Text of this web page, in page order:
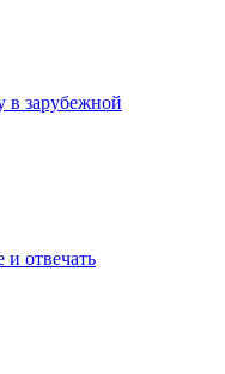
в зарубежной
и отвечать